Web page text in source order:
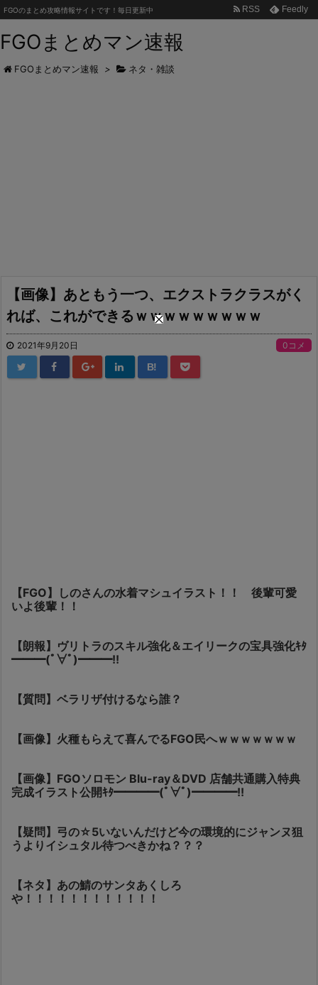
FGOまとめマン速報
FGOのまとめ攻略情報サイトです！毎日更新中 RSS Feedly
FGOまとめマン速報 > ネタ・雑談
【画像】あともう一つ、エクストラクラスがく
れば、これができるｗｗｗｗｗｗｗｗｗ
2021年9月20日 0コメ
B!
【FGO】しのさんの水着マシュイラスト！！ 後輩可愛
いよ後輩！！
【朗報】ヴリトラのスキル強化＆エイリークの宝具強化ｷﾀ
━━━(ﾟ∀ﾟ)━━━!!
【質問】ベラリザ付けるなら誰？
【画像】火種もらえて喜んでるFGO民へｗｗｗｗｗｗｗ
【画像】FGOソロモン Blu-ray＆DVD 店舗共通購入特典
完成イラスト公開ｷﾀ━━━━(ﾟ∀ﾟ)━━━━!!
【疑問】弓の☆5いないんだけど今の環境的にジャンヌ狙
うよりイシュタル待つべきかね？？？
【ネタ】あの鯖のサンタあくしろ
や！！！！！！！！！！！！